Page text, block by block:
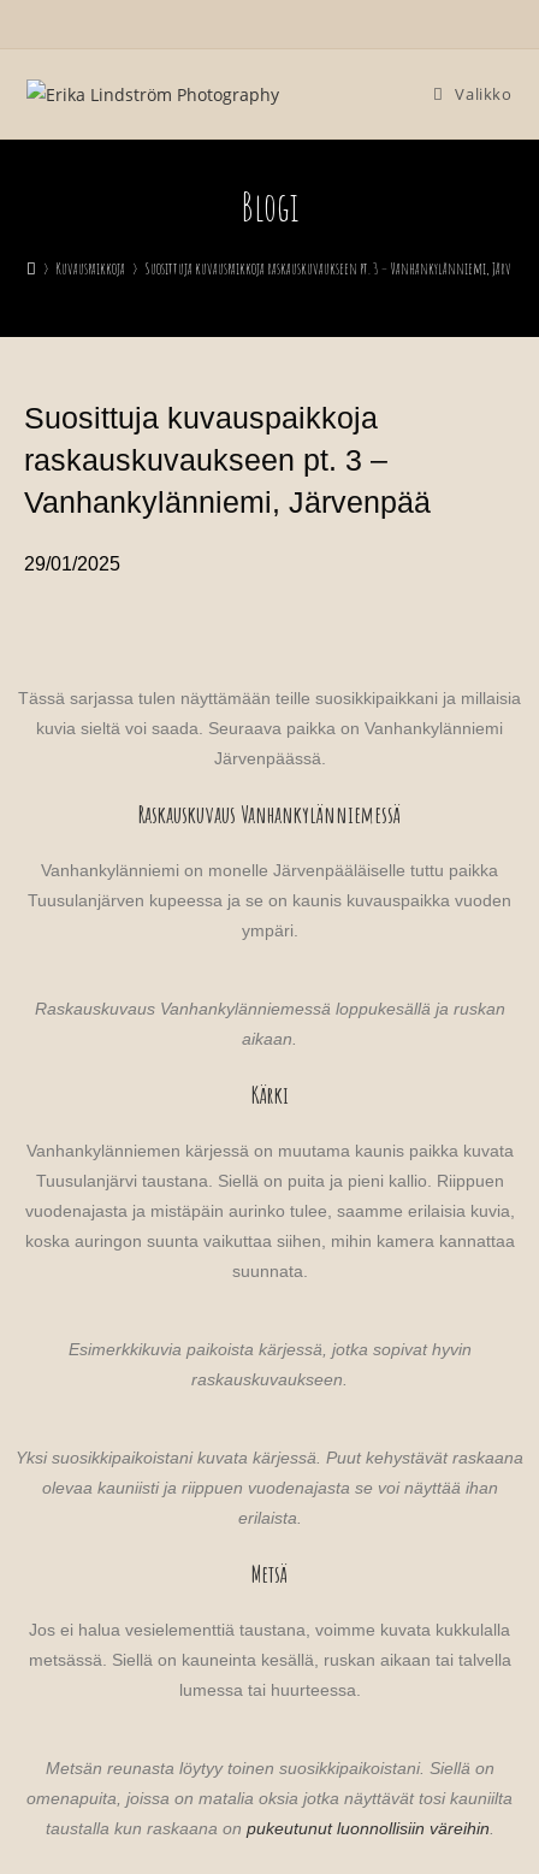
Valikko
Blogi
> Kuvauspaikkoja > Suosittuja kuvauspaikkoja raskauskuvaukseen pt. 3 – Vanhankylänniemi, Järvenpää
Suosittuja kuvauspaikkoja
raskauskuvaukseen pt. 3 –
Vanhankylänniemi, Järvenpää
29/01/2025
Tässä sarjassa tulen näyttämään teille suosikkipaikkani ja millaisia
kuvia sieltä voi saada. Seuraava paikka on Vanhankylänniemi
Järvenpäässä.
Raskauskuvaus Vanhankylänniemessä
Vanhankylänniemi on monelle Järvenpääläiselle tuttu paikka
Tuusulanjärven kupeessa ja se on kaunis kuvauspaikka vuoden
ympäri.
Raskauskuvaus Vanhankylänniemessä loppukesällä ja ruskan
aikaan.
Kärki
Vanhankylänniemen kärjessä on muutama kaunis paikka kuvata
Tuusulanjärvi taustana. Siellä on puita ja pieni kallio. Riippuen
vuodenajasta ja mistäpäin aurinko tulee, saamme erilaisia kuvia,
koska auringon suunta vaikuttaa siihen, mihin kamera kannattaa
suunnata.
Esimerkkikuvia paikoista kärjessä, jotka sopivat hyvin
raskauskuvaukseen.
Yksi suosikkipaikoistani kuvata kärjessä. Puut kehystävät raskaana
olevaa kauniisti ja riippuen vuodenajasta se voi näyttää ihan
erilaista.
Metsä
Jos ei halua vesielementtiä taustana, voimme kuvata kukkulalla
metsässä. Siellä on kauneinta kesällä, ruskan aikaan tai talvella
lumessa tai huurteessa.
Metsän reunasta löytyy toinen suosikkipaikoistani. Siellä on
omenapuita, joissa on matalia oksia jotka näyttävät tosi kauniilta
taustalla kun raskaana on pukeutunut luonnollisiin väreihin